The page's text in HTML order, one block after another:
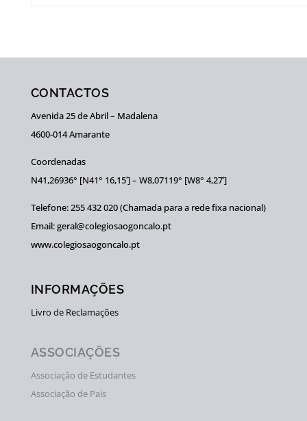
CONTACTOS
Avenida 25 de Abril – Madalena
4600-014 Amarante
Coordenadas
N41,26936° [N41° 16,15ʹ] – W8,07119° [W8° 4,27ʹ]
Telefone: 255 432 020 (Chamada para a rede fixa nacional)
Email: geral@colegiosaogoncalo.pt
www.colegiosaogoncalo.pt
INFORMAÇÕES
Livro de Reclamações
ASSOCIAÇÕES
Associação de Estudantes
Associação de Pais